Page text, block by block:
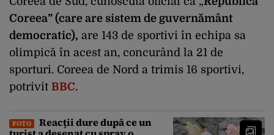
Coreea” (care are sistem de guvernământ
democratic), are 143 de sportivi în echipa sa
olimpică în acest an, concurând la 21 de
sporturi. Coreea de Nord a trimis 16 sportivi,
potrivit BBC.
FOTO
Reacții dure după ce un